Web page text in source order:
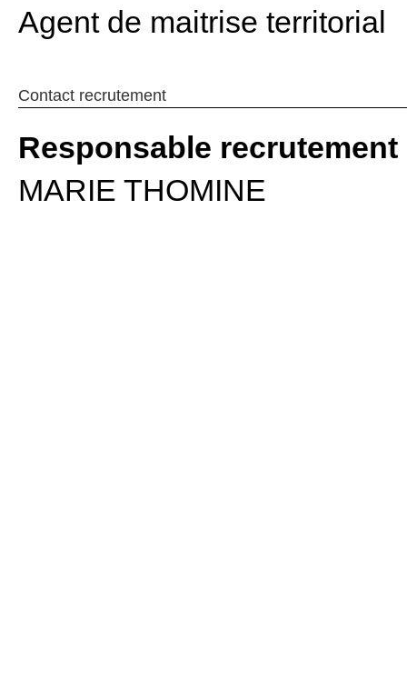
Agent de maitrise territorial
Contact recrutement
Responsable recrutement
MARIE THOMINE